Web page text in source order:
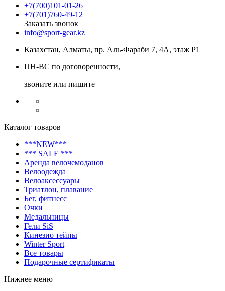
+7(700)101-01-26
+7(701)760-49-12
Заказать звонок
info@sport-gear.kz
Казахстан, Алматы, пр. Аль-Фараби 7, 4А, этаж Р1
ПН-ВС по договоренности,
звоните или пишите
Каталог товаров
***NEW***
*** SALE ***
Аренда велочемоданов
Велоодежда
Велоаксессуары
Триатлон, плавание
Бег, фитнесс
Очки
Медальницы
Гели SiS
Кинезио тейпы
Winter Sport
Все товары
Подарочные сертификаты
Нижнее меню